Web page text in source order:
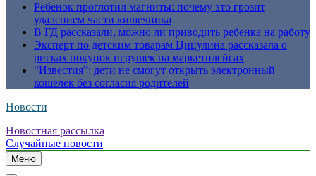
Ребенок проглотил магниты: почему это грозит
удалением части кишечника
В ГД рассказали, можно ли приводить ребенка на работу
Эксперт по детским товарам Цицулина рассказала о
рисках покупок игрушек на маркетплейсах
“Известия”: дети не смогут открыть электронный
кошелек без согласия родителей
Новости
Новостная рассылка
Случайные новости
Меню